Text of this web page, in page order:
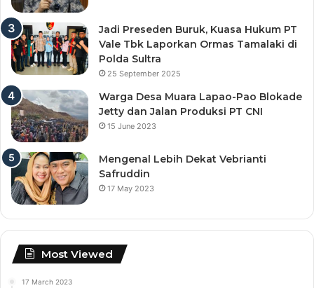
Jadi Preseden Buruk, Kuasa Hukum PT
Vale Tbk Laporkan Ormas Tamalaki di
Polda Sultra
25 September 2025
Warga Desa Muara Lapao-Pao Blokade
Jetty dan Jalan Produksi PT CNI
15 June 2023
Mengenal Lebih Dekat Vebrianti
Safruddin
17 May 2023
Most Viewed
17 March 2023